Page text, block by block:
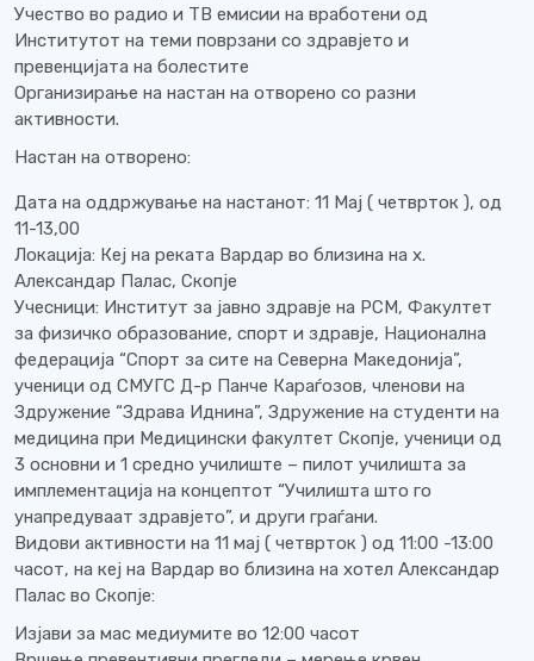
Учество во радио и ТВ емисии на вработени од
Институтот на теми поврзани со здравјето и
превенцијата на болестите
Организирање на настан на отворено со разни
активности.
Настан на отворено:
Дата на оддржување на настанот: 11 Мај ( четврток ), од
11-13,00
Локација: Кеј на реката Вардар во близина на х.
Александар Палас, Скопје
Учесници: Институт за јавно здравје на РСМ, Факултет
за физичко образование, спорт и здравје, Национална
федерација “Спорт за сите на Северна Македонија”,
ученици од СМУГС Д-р Панче Караѓозов, членови на
Здружение “Здрава Иднина”, Здружение на студенти на
медицина при Медицински факултет Скопје, ученици од
3 основни и 1 средно училиште – пилот училишта за
имплементација на концептот “Училишта што го
унапредуваат здравјето”, и други граѓани.
Видови активности на 11 мај ( четврток ) од 11:00 -13:00
часот, на кеј на Вардар во близина на хотел Александар
Палас во Скопје:
Изјави за мас медиумите во 12:00 часот